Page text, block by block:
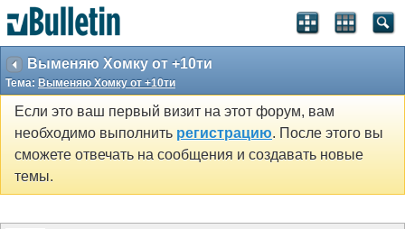
Выменяю Хомку от +10ти
Тема: Выменяю Хомку от +10ти
Если это ваш первый визит на этот форум, вам
необходимо выполнить регистрацию. После этого вы
сможете отвечать на сообщения и создавать новые
темы.